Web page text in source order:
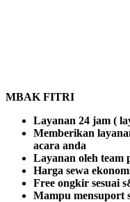
MBAK FITRI
Layanan 24 jam (
Memberikan
acara anda
Layanan oleh team
Harga sewa
Free ongkir sesuai
Mampu mensuport